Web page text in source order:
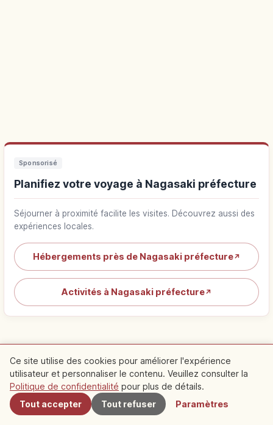
Sponsorisé
Planifiez votre voyage à Nagasaki préfecture
Séjourner à proximité facilite les visites. Découvrez aussi des
expériences locales.
Hébergements près de Nagasaki préfecture↗
Activités à Nagasaki préfecture↗
Spots recommandés à
proximité
À proximité
Ce site utilise des cookies pour améliorer l'expérience
utilisateur et personnaliser le contenu. Veuillez consulter la
Politique de confidentialité pour plus de détails.
Tout accepter
Tout refuser Paramètres